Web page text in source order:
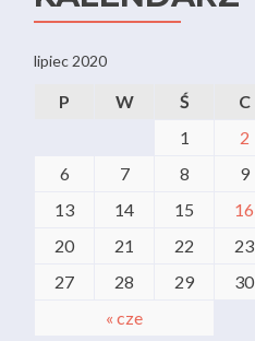
lipiec 2020
P W Ś C
« cze
1 2
6
7 8 9
13
14 15 16
20
21 22 23
27
28 29 30